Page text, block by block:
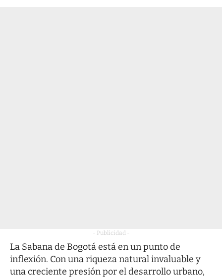
- Publicidad -
La Sabana de Bogotá está en un punto de
inflexión. Con una riqueza natural invaluable y
una creciente presión por el desarrollo urbano,